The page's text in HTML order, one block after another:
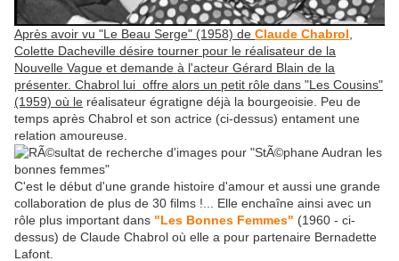
Après avoir vu "Le Beau Serge" (1958) de Claude Chabrol
Colette Dacheville désire tourner pour le réalisateur de la
Nouvelle Vague et demande à l'acteur Gérard Blain de la
présenter. Chabrol lui offre alors un petit rôle dans "Les Cousins"
(1959) où le réalisateur égratigne déjà la bourgeoisie. Peu de
temps après Chabrol et son actrice (ci-dessus) entament une
relation amoureuse.
C'est le début d'une grande histoire d'amour et aussi une grande
collaboration de plus de 30 films !... Elle enchaîne ainsi avec un
rôle plus important dans "Les Bonnes Femmes" (1960 - ci-
dessus) de Claude Chabrol où elle a pour partenaire Bernadette
Lafont.